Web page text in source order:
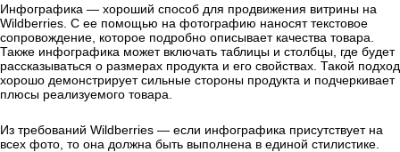
Инфографика — хороший способ для продвижения витрины на
Wildberries. С ее помощью на фотографию наносят текстовое
сопровождение, которое подробно описывает качества товара.
Также инфографика может включать таблицы и столбцы, где будет
рассказываться о размерах продукта и его свойствах. Такой подход
хорошо демонстрирует сильные стороны продукта и подчеркивает
плюсы реализуемого товара.
Из требований Wildberries — если инфографика присутствует на
всех фото, то она должна быть выполнена в единой стилистике.